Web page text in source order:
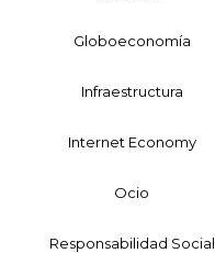
Globoeconomía
Infraestructura
Internet Economy
Ocio
Responsabilidad Social